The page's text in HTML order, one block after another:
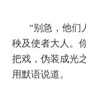
“别急，他们
秧及使者大人。
把戏，伪装成光
用默语说道。